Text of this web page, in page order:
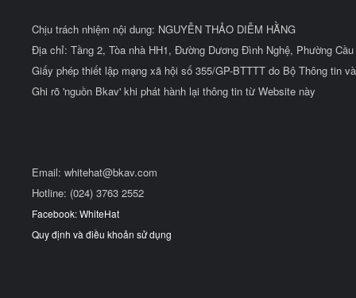
Chịu trách nhiệm nội dung: NGUYỄN THẢO DIỄM HẰNG
Địa chỉ: Tầng 2, Tòa nhà HH1, Đường Dương Đình Nghệ, Phường
Giấy phép thiết lập mạng xã hội số 355/GP-BTTTT do Bộ Thông tin
Ghi rõ 'nguồn Bkav' khi phát hành lại thông tin từ Website này
Email: whitehat@bkav.com
Hotline: (024) 3763 2552
Facebook: WhiteHat
Quy định và điều khoản sử dụng